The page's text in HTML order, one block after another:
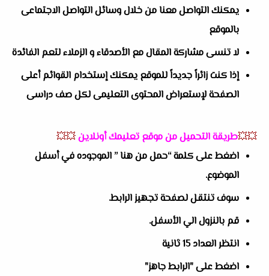
يمكنك التواصل معنا من خلال وسائل التواصل الاجتماعى
بالموقع
لا تنسى مشاركة المقال مع الأصدقاء و الزملاء لتعم الفائدة
إذا كنت زائراً جديداً للموقع يمكنك إستخدام القوائم أعلى
الصفحة لإستعراض المحتوى التعليمى لكل صف دراسى
💥💥طريقة التحميل من موقع تعليمك أونلاين💥💥
اضغط على كلمة “حمل من هنا ” الموجوده في أسفل
الموضوع.
سوف تنتقل لصفحة تجهيز الرابط.
قم بالنزول الي الأسفل.
انتظر العداد 15 ثانية
اضغط على "الرابط جاهز"